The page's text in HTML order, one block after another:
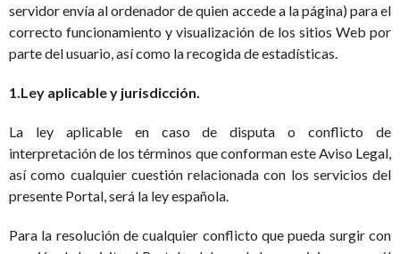
servidor envía al ordenador de quien accede a la página) para el
correcto funcionamiento y visualización de los sitios Web por
parte del usuario, así como la recogida de estadísticas.
1.Ley aplicable y jurisdicción.
La ley aplicable en caso de disputa o conflicto de
interpretación de los términos que conforman este Aviso Legal,
así como cualquier cuestión relacionada con los servicios del
presente Portal, será la ley española.
Para la resolución de cualquier conflicto que pueda surgir con